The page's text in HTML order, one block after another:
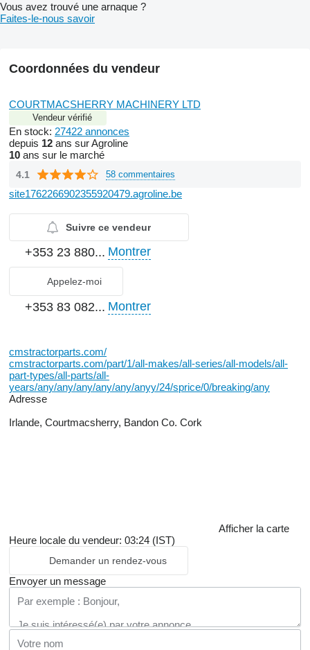
Vous avez trouvé une arnaque ?
Faites-le-nous savoir
Coordonnées du vendeur
COURTMACSHERRY MACHINERY LTD
Vendeur vérifié
En stock: 27422 annonces
depuis 12 ans sur Agroline
10 ans sur le marché
4.1 58 commentaires
site1762266902355920479.agroline.be
Suivre ce vendeur
+353 23 880... Montrer
Appelez-moi
+353 83 082... Montrer
cmstractorparts.com/
cmstractorparts.com/part/1/all-makes/all-series/all-models/all-
part-types/all-parts/all-
years/any/any/any/any/any/anyy/24/sprice/0/breaking/any
Adresse
Irlande, Courtmacsherry, Bandon Co. Cork
Afficher la carte
Heure locale du vendeur: 03:24 (IST)
Demander un rendez-vous
Envoyer un message